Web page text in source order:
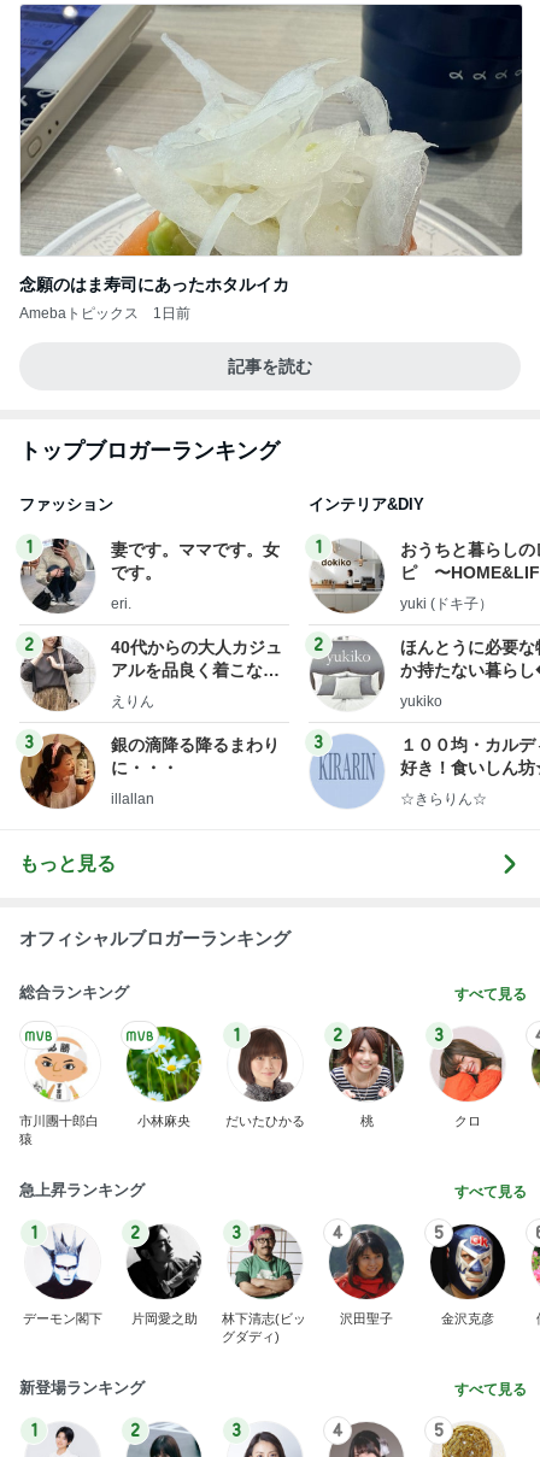
念願のはま寿司にあったホタルイカ
Amebaトピックス 1日前
記事を読む
トップブロガーランキング
ファッション
1
妻です。ママです。女
です。
eri.
2
40代からの大人カジュ
アルを品良く着こなす
ファッションブログ
えりん
3
銀の滴降る降るまわり
に・・・
illallan
インテリア&DIY
1
おうちと暮らしの
ピ 〜
yuki (ドキ子）
2
ほんとうに必要な
か持たない暮ら
ep Life Simple◆
yukiko
3
１００均・カルデ
好き！食いしん
らりん☆のブログ
☆きらりん☆
もっと見る
オフィシャルブロガーランキング
総合ランキング すべて見る
市川團十郎白
猿
小林麻央
1
だいたひかる
2
桃
3
クロ
急上昇ランキング すべて見る
1
デーモン閣下
2
片岡愛之助
3
林下清志(ビッ
グダディ)
4
沢田聖子
5
金沢克彦
新登場ランキング すべて見る
1 2 3 4 5